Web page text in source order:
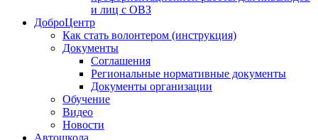
и лиц с ОВЗ
ДоброЦентр
Как стать волонтером (инструкция)
Документы
Соглашения
Региональные нормативные документы
Документы организации
Обучение
Видео
Новости
Автошкола